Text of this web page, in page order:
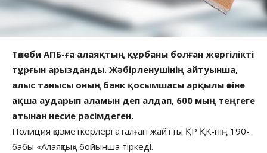
Төлеби АПБ-ға алаяқтың құрбаны болған жергілікті
тұрғын арызданды. Жәбірленушінің айтуынша,
алыс танысы оның банк қосымшасы арқылы өзіне
ақша аударып аламын деп алдап, 600 мың теңгеге
атынан несие рәсімдеген.
Полиция қызметкерлері аталған жайтты ҚР ҚК-нің 190-
бабы «Алаяқтық» бойынша тіркеді.